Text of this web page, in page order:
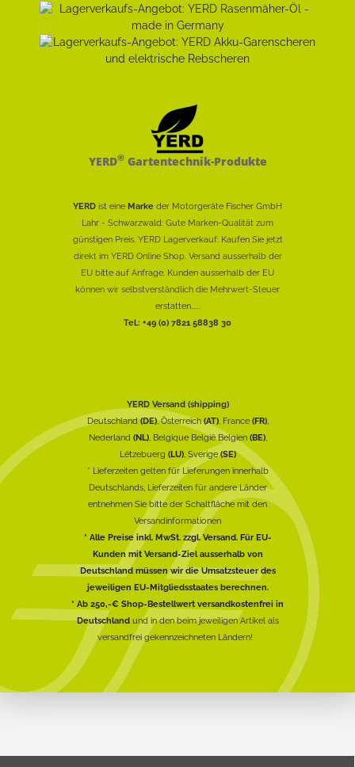
YERD®Gartentechnik-Produkte
YERD ist eine Marke der Motorgeräte Fischer GmbH
Lahr - Schwarzwald: Gute Marken-Qualität zum
günstigen Preis. YERD Lagerverkauf: Kaufen Sie jetzt
direkt im YERD Online Shop. Versand ausserhalb der
EU bitte auf Anfrage. Kunden ausserhalb der EU
können wir selbstverständlich die Mehrwert-Steuer
erstatten......
Tel.: +49 (0) 7821 58838 30
YERD Versand (shipping)
Deutschland(DE), Österreich(AT), France (FR),
Nederland (NL), Belgique België Belgien (BE),
Lëtzebuerg (LU), Sverige(SE)
* Lieferzeiten gelten für Lieferungen innerhalb
Deutschlands, Lieferzeiten für andere Länder
entnehmen Sie bitte der Schaltfläche mit den
Versandinformationen
* Alle Preise inkl. MwSt. zzgl. Versand. Für EU-
Kunden mit Versand-Ziel ausserhalb von
Deutschland müssen wir die Umsatzsteuer des
jeweiligen EU-Mitgliedsstaates berechnen.
* Ab 250,-€ Shop-Bestellwert versandkostenfrei in
Deutschlandund in den beim jeweiligen Artikel als
versandfrei gekennzeichneten Ländern!